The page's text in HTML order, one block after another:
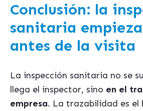
Conclusión: la
sanitaria
antes de la visita
La inspección sanitaria no se
llega el inspector, sino en el
empresa. La trazabilidad es el